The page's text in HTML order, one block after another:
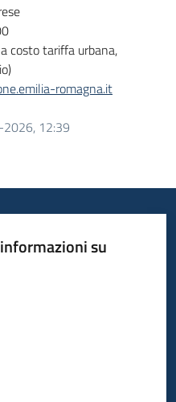
costo tariffa urbana,
romagna.it
12:39
su